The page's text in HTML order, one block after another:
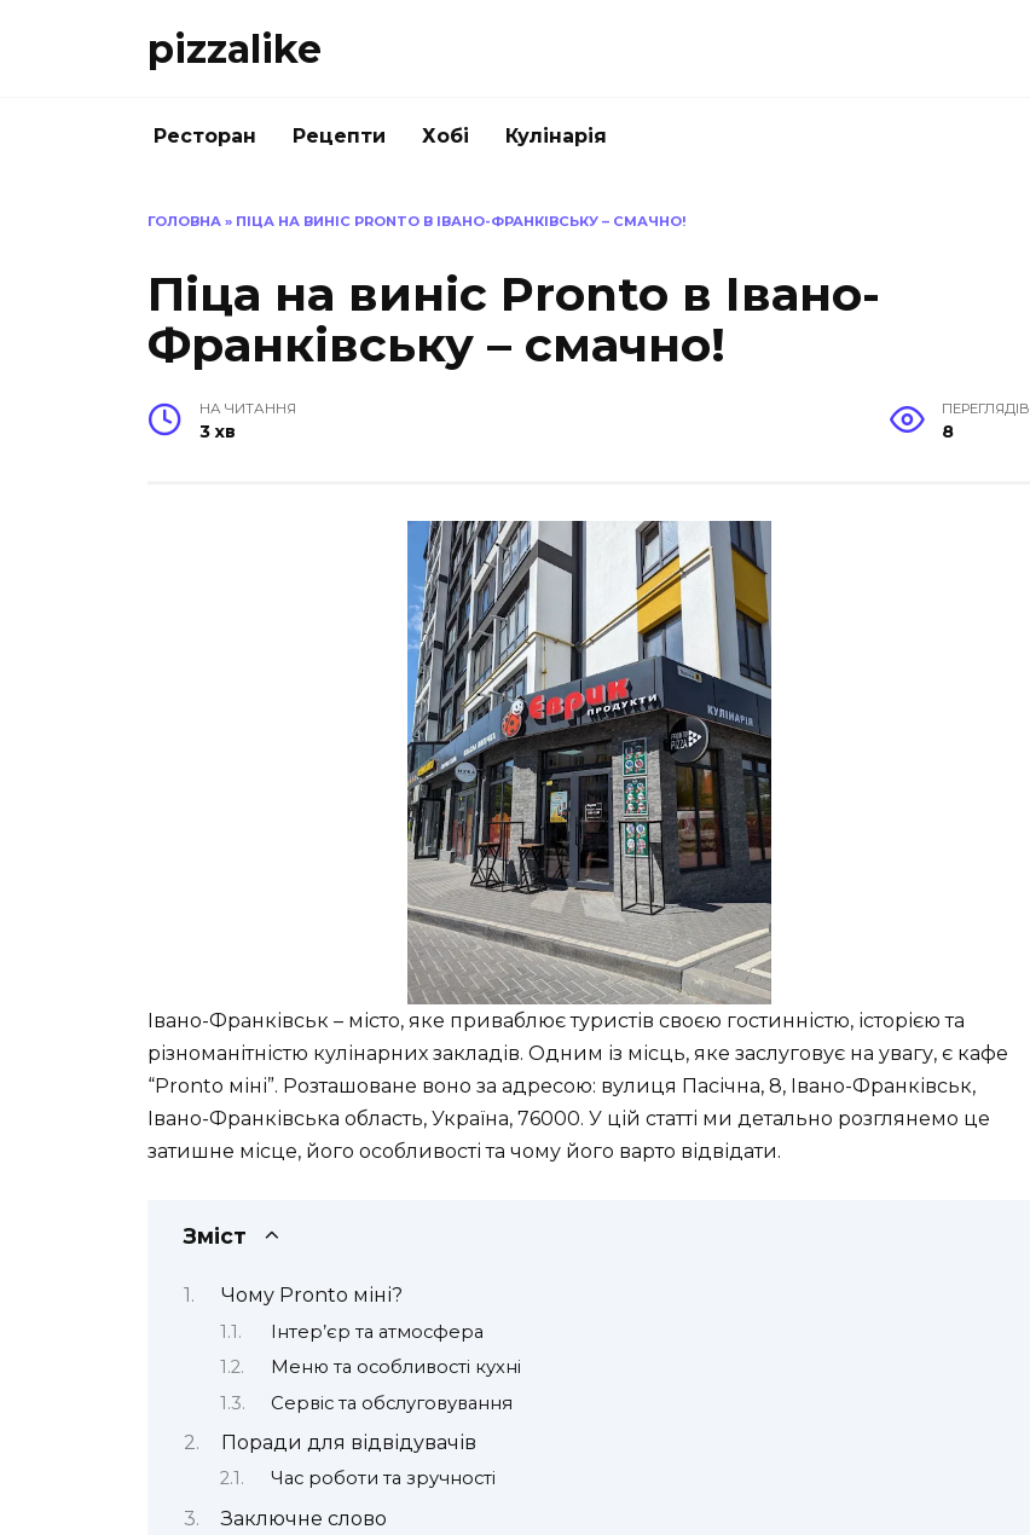
pizzalike
Ресторан Рецепти Хобі Кулінарія
ГОЛОВНА » ПІЦА НА ВИНІС PRONTO В ІВАНО-ФРАНКІВСЬКУ – СМАЧНО!
Піца на виніс Pronto в Івано-
Франківську – смачно!
НА ЧИТАННЯ
3 хв
ПЕРЕГЛЯДІВ
8
Івано-Франківськ – місто, яке приваблює туристів своєю гостинністю, історією та
різноманітністю кулінарних закладів. Одним із місць, яке заслуговує на увагу, є кафе
“Pronto міні”. Розташоване воно за адресою: вулиця Пасічна, 8, Івано-Франківськ,
Івано-Франківська область, Україна, 76000. У цій статті ми детально розглянемо це
затишне місце, його особливості та чому його варто відвідати.
Зміст
Чому Pronto міні?
Інтер’єр та атмосфера
Меню та особливості кухні
Сервіс та обслуговування
Поради для відвідувачів
Час роботи та зручності
Заключне слово